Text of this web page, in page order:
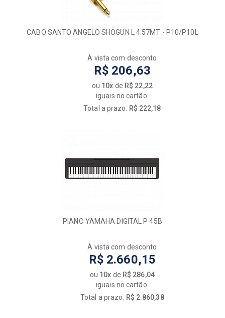
CABO SANTO ANGELO SHOGUN L 4.57MT - P10/P10L
À vista com desconto
R$ 206,63
ou 10x de R$ 22,22
iguais no cartão.
Total a prazo: R$ 222,18
PIANO YAMAHA DIGITAL P 45B
À vista com desconto
R$ 2.660,15
ou 10x de R$ 286,04
iguais no cartão.
Total a prazo: R$ 2.860,38